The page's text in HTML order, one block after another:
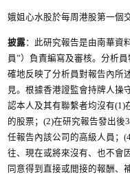
娥姐心水股於每周港股第一個
披露：此研究報告是由南華資
員”）負責編寫及審核。分析
確地反映了分析員對報告內所
見。根據香港證監會持牌人操
認本人及其有聯繫者均沒有(1)
的股票；(2)在研究報告發出後
任報告內該公司的高級人員；
往、現在或將來沒有、也不會
同意得到直接或間接的報酬、